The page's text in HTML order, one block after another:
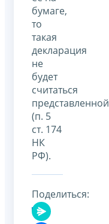
бумаге,
то
такая
декларация
не
будет
считаться
представленной
(п. 5
ст. 174
НК
РФ).
Поделиться: